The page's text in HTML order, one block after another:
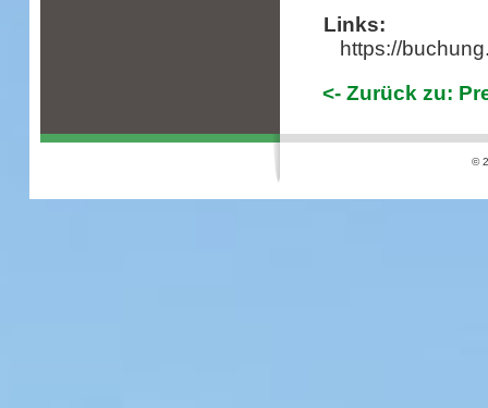
Links:
https://
<- Zurück zu:
©